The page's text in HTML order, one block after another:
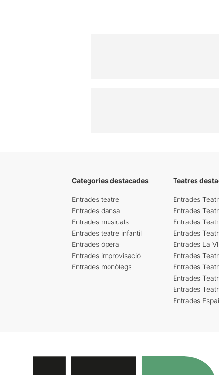
Categories destacades
Entrades teatre
Entrades dansa
Entrades musicals
Entrades teatre infantil
Entrades òpera
Entrades improvisació
Entrades monòlegs
Teatres
Entrades
Entrades
Entrades
Entrades
Entrades La
Entrades
Entrades
Entrades
Entrades
Entrades